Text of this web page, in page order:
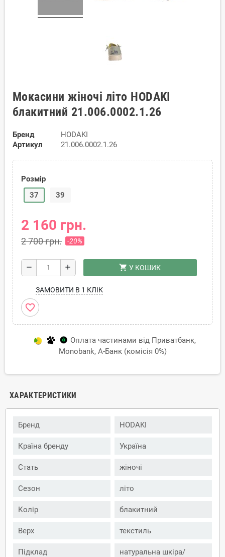
Мокасини жіночі літо HODAKI
блакитний 21.006.0002.1.26
Бренд
HODAKI
Артикул
21.006.0002.1.26
Розмір
37
39
2 160 грн.
2 700 грн. -20%
remove add shopping_cart У КОШИК
ЗАМОВИТИ В 1 КЛІК
favorite_border
Оплата частинами від Приватбанк,
Monobank, А-Банк (комісія 0%)
ХАРАКТЕРИСТИКИ
Бренд HODAKI
Країна бренду Україна
Стать жіночі
Сезон літо
Колір блакитний
Верх текстиль
Підклад
натуральна шкіра/